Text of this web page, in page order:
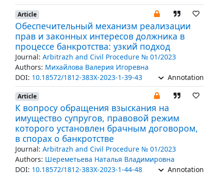
Article
Обеспечительный механизм реализации
прав и законных интересов должника в
процессе банкротства: узкий подход
Journal: Arbitrazh and Civil Procedure № 01/2023
Authors: Михайлова Валерия Игоревна
DOI: 10.18572/1812-383X-2023-1-39-43 Annotation
Article
К вопросу обращения взыскания на
имущество супругов, правовой режим
которого установлен брачным договором,
в спорах о банкротстве
Journal: Arbitrazh and Civil Procedure № 01/2023
Authors: Шереметьева Наталья Владимировна
DOI: 10.18572/1812-383X-2023-1-44-48 Annotation